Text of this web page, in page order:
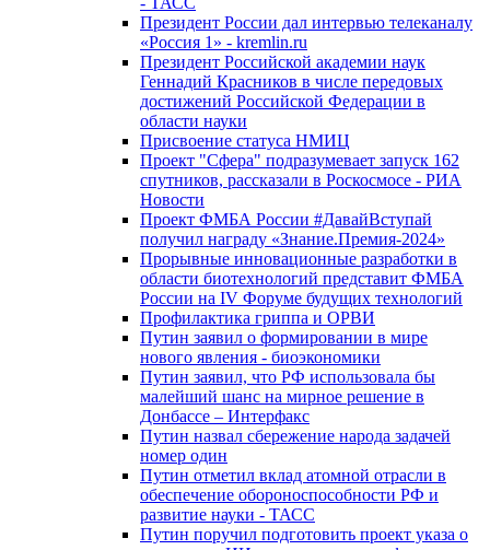
Президент России дал интервью телеканалу
«Россия 1» - kremlin.ru
Президент Российской академии наук
Геннадий Красников в числе передовых
достижений Российской Федерации в
области науки
Присвоение статуса НМИЦ
Проект "Сфера" подразумевает запуск 162
спутников, рассказали в Роскосмосе - РИА
Новости
Проект ФМБА России #ДавайВступай
получил награду «Знание.Премия-2024»
Прорывные инновационные разработки в
области биотехнологий представит ФМБА
России на IV Форуме будущих технологий
Профилактика гриппа и ОРВИ
Путин заявил о формировании в мире
нового явления - биоэкономики
Путин заявил, что РФ использовала бы
малейший шанс на мирное решение в
Донбассе – Интерфакс
Путин назвал сбережение народа задачей
номер один
Путин отметил вклад атомной отрасли в
обеспечение обороноспособности РФ и
развитие науки - ТАСС
Путин поручил подготовить проект указа о